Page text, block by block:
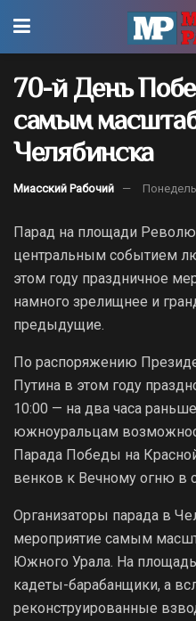
70-й День
самым
Челябинска
Миасский Рабочий
Парад на площади
центральным событием
этом году праздничное
намного зрелищнее и
предыдущие.
По распоряжению
Путина в этом году
10:00 — на два часа
южноуральцам
Парада Победы на
венков к Вечному огню в
Организаторы парада в
мероприятие самым
Южного Урала. На
кадеты-барабанщики, а
реконструированные